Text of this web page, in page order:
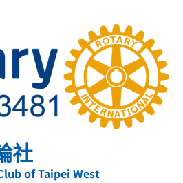
社
of Taipei West